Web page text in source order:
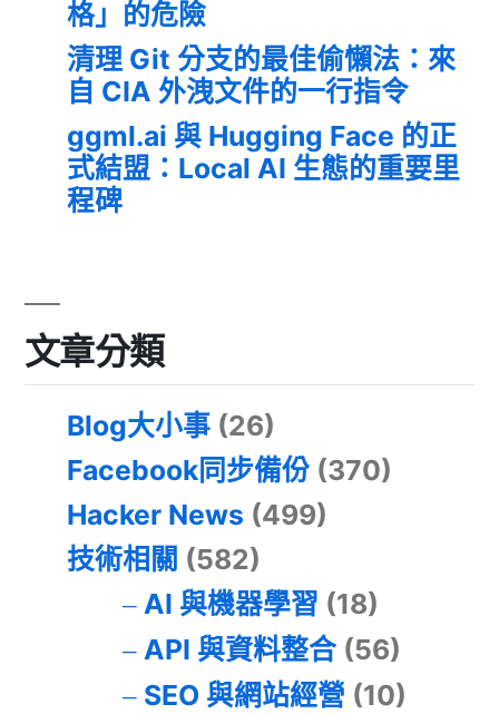
格」的危險
清理 Git 分支的最佳偷懶法：來
自 CIA 外洩文件的一行指令
ggml.ai 與 Hugging Face 的正
式結盟：Local AI 生態的重要里
程碑
文章分類
Blog大小事 (26)
Facebook同步備份 (370)
Hacker News (499)
技術相關 (582)
AI 與機器學習 (18)
API 與資料整合(56)
SEO 與網站經營 (10)